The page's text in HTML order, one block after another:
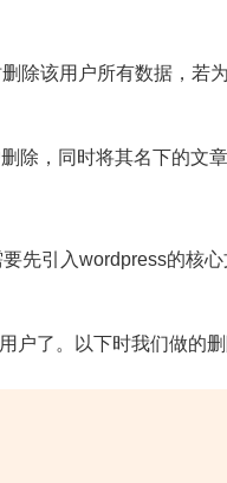
除该用户所有数据，若
除，同时将其名下的文
先引入wordpress的核心
了。以下时我们做的